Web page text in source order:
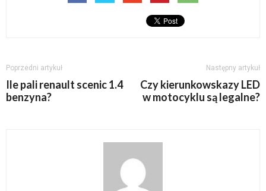
Poprzedni artykuł
Ile pali renault scenic 1.4
benzyna?
Następny artykuł
Czy kierunkowskazy LED
w motocyklu są legalne?